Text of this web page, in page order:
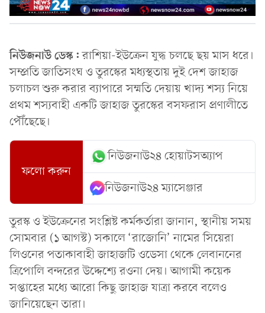
নিউজনাউ ডেস্ক:রাশিয়া-ইউক্রেন যুদ্ধ চলছে ছয় মাস ধরে।
সম্প্রতি জাতিসংঘ ও তুরস্কের মধ্যস্থতায় দুই দেশ জাহাজ
চলাচল শুরু করার ব্যাপারে সম্মতি দেয়ায় খাদ্য শস্য নিয়ে
প্রথম শস্যবাহী একটি জাহাজ তুরস্কের বসফরাস প্রণালীতে
পৌঁছেছে।
ফলো করুন
নিউজনাউ২৪ হোয়াটসঅ্যাপ
নিউজনাউ২৪ ম্যাসেঞ্জার
তুরস্ক ও ইউক্রেনের সংশ্লিষ্ট কর্মকর্তারা জানান, স্থানীয় সময়
সোমবার (১ আগস্ট) সকালে ‘রাজোনি’ নামের সিয়েরা
লিওনের পতাকাবাহী জাহাজটি ওডেসা থেকে লেবাননের
ত্রিপোলি বন্দরের উদ্দেশ্যে রওনা দেয়। আগামী কয়েক
সপ্তাহের মধ্যে আরো কিছু জাহাজ যাত্রা করবে বলেও
জানিয়েছেন তারা।